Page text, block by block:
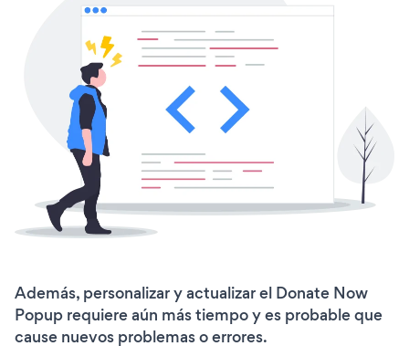
Además, personalizar y actualizar el Donate Now
Popup requiere aún más tiempo y es probable que
cause nuevos problemas o errores.